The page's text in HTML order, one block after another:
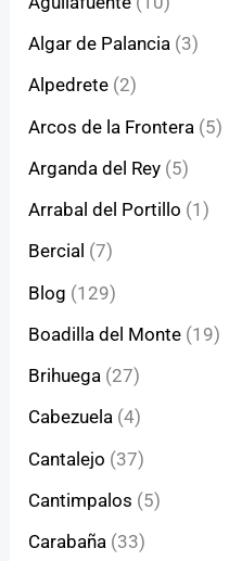
Algar de Palancia (3)
Alpedrete (2)
Arcos de la Frontera (5)
Arganda del Rey (5)
Arrabal del Portillo (1)
Bercial (7)
Blog (129)
Boadilla del Monte (19)
Brihuega (27)
Cabezuela (4)
Cantalejo (37)
Cantimpalos (5)
Carabaña (33)